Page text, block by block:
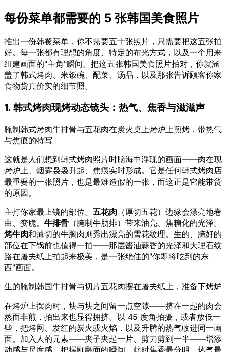
每份菜单都需要的 5 张韩国美食照片
推出一份韩餐菜单，你不需要五十张照片，只需要把这五张拍
好。每一张都有理想的角度、特定的布光方式，以及一个用来
组建画面的"主角"瞬间。把这五张韩国美食照片拍对，你就涵
盖了韩式烤肉、米饭碗、配菜、汤品，以及那张告诉顾客你家
食物货真价实的细节照。
1. 韩式烤肉现烤动态镜头：热气、焦香与滋滋声
腌制韩式烤肉牛排骨与五花肉在炭火桌上烤炉上煎烤，带热气
与焦痕的特写
这就是人们想到韩式烤肉照片时脑海中浮现的画面——肉在现
烤炉上、烟雾袅袅升起、焦痕实时形成。它是任何韩式烤肉店
最重要的一张照片，也是最难造假的一张，而这正是它能带货
的原因。
主打你家最上镜的部位。 五花肉 （厚切五花）边缘会漂亮地卷
曲、变脆。 牛排骨 （腌制牛肋排）带来油亮、焦糖化的光泽。
烤牛肉和薄切的牛胸肉则秀出漂亮的雪花纹理。生的、腌好的
部位在下锅前也值得一拍——那层酱油蒜香的光泽和大理石纹
路在屠夫纸上拍起来极美，是一张绝佳的"你即将吃到的东
西"画面。
生的腌制韩国牛排骨与切片五花肉摆在屠夫纸上，准备下烤炉
在烤炉上摆肉时，块与块之间留一点空隙——挤在一起的肉会
蒸而非煎，拍出来也显得拥挤。以 45 度角拍摄，或者放低一
些，把烤网、发红的炭火或火焰，以及升腾的热气收进同一画
面。加入人的元素——夹子夹起一片、剪刀剪到一半——增添
动感与尺度感。把握刚翻面的瞬间，此时焦香最分明、热气最